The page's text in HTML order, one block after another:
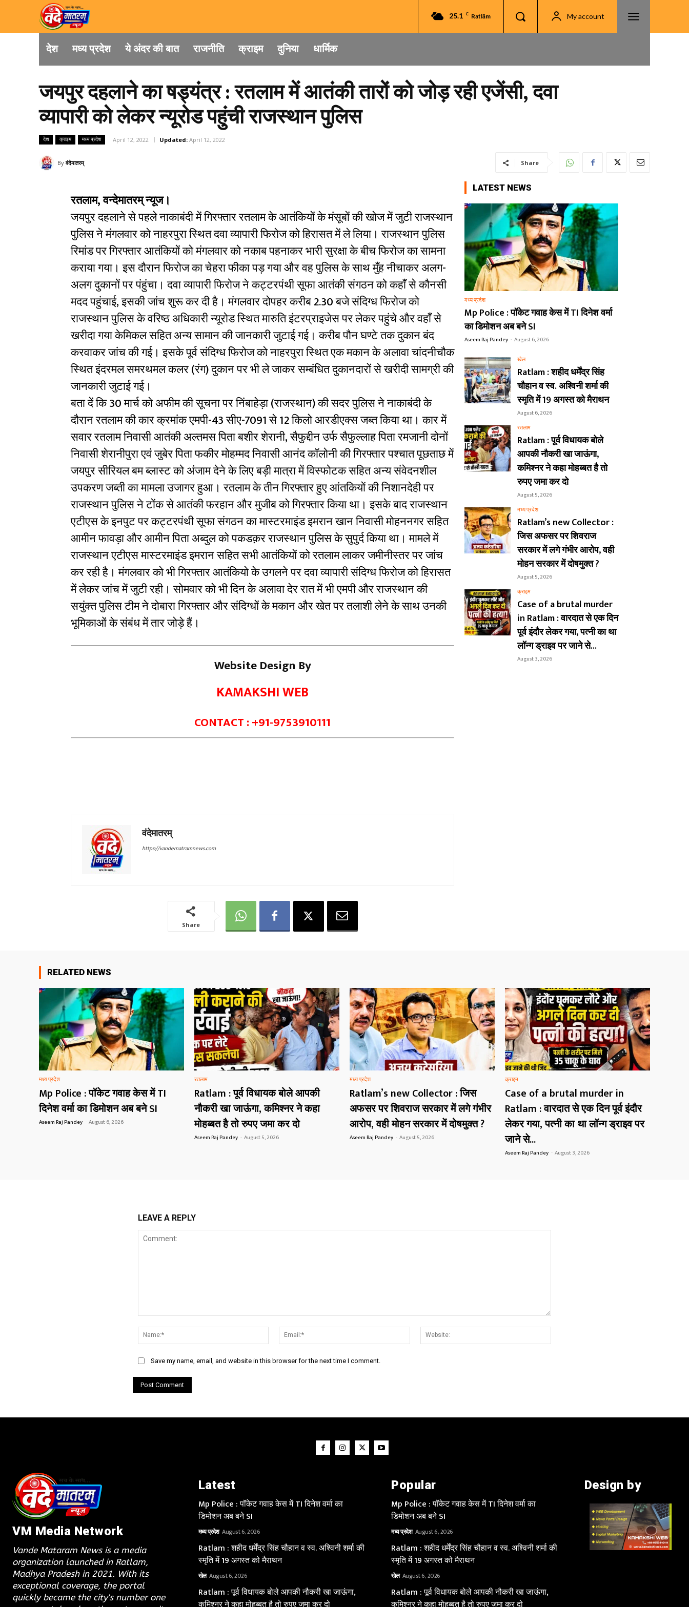
25.1 C Ratlām My account
देश मध्य प्रदेश ये अंदर की बात राजनीति क्राइम दुनिया धार्मिक
जयपुर दहलाने का षड्यंत्र : रतलाम में आतंकी तारों को जोड़ रही एजेंसी, दवा
व्यापारी को लेकर न्यूरोड पहुंची राजस्थान पुलिस
देश क्राइम मध्य प्रदेश April 12, 2022 Updated: April 12, 2022
By वंदेमातरम् Share
रतलाम, वन्देमातरम् न्यूज।
जयपुर दहलाने से पहले नाकाबंदी में गिरफ्तार रतलाम के आतंकियों के मंसूबों की खोज में जुटी राजस्थान
पुलिस ने मंगलवार को नाहरपुरा स्थित दवा व्यापारी फिरोज को हिरासत में ले लिया। राजस्थान पुलिस
रिमांड पर गिरफ्तार आतंकियों को मंगलवार को नकाब पहनाकर भारी सुरक्षा के बीच फिरोज का सामना
कराया गया। इस दौरान फिरोज का चेहरा फीका पड़ गया और वह पुलिस के साथ मुँह नीचाकर अलग-
अलग दुकानों पर पंहुंचा। दवा व्यापारी फिरोज ने कट्टरपंथी सूफा आतंकी संगठन को कहाँ से कौनसी
मदद पहुंचाई, इसकी जांच शुरू कर दी है। मंगलवार दोपहर करीब 2.30 बजे संदिग्ध फिरोज को
राजस्थान पुलिस के वरिष्ठ अधिकारी न्यूरोड स्थित मारुति इंटरप्राइजेस पर लेकर पहुंचे और वहाँ से
खरीदा गया केमिकल सहित अन्य सामान की जानकारी जुटाई गई। करीब पौन घण्टे तक दुकान बंद
करवाकर जांच की गई। इसके पूर्व संदिग्ध फिरोज को नाहरपुरा स्थित एक मकान के अलावा चांदनीचौक
स्थित इंदरमल समरथमल कलर (रंग) दुकान पर भी ले जाकर सम्बंधित दुकानदारों से खरीदी सामग्री की
जानकारी जुटाई गई।
बता दें कि 30 मार्च को अफीम की सूचना पर निंबाहेड़ा (राजस्थान) की सदर पुलिस ने नाकाबंदी के
दौरान रतलाम की कार क्रमांक एमपी-43 सीए-7091 से 12 किलो आरडीएक्स जब्त किया था। कार में
सवार रतलाम निवासी आतंकी अल्तमस पिता बशीर शेरानी, सैफुद्दीन उर्फ सैफुल्लाह पिता रमजानी दोनों
निवासी शेरानीपुरा एवं जुबेर पिता फकीर मोहम्मद निवासी आनंद कॉलोनी की गिरफ्तार पश्चात पूछताछ में
जयपुर सीरियल बम ब्लास्ट को अंजाम देने के लिए बड़ी मात्रा में विस्फोटक सहित अन्य संवेदनशील
उपकरण जब्ती का मामला उजागर हुआ। रतलाम के तीन गिरफ्तार हुए आंतकियों की निशानदेही पर
राजस्थान पुलिस ने टोंक से आतंकी फरहान और मुजीब को गिरफ्तार किया था। इसके बाद राजस्थान
एटीएस के इनपुट पर कट्टरपंथी सूफा संगठन का मास्टरमाइंड इमरान खान निवासी मोहननगर सहित
आमीन फावड़ा और आमीन पिता अब्दुल को पकडक़र राजस्थान पुलिस के सुपुर्द किया था। मामले में
राजस्थान एटीएस मास्टरमाइंड इमरान सहित सभी आतंकियों को रतलाम लाकर जमीनीस्तर पर जांच
कर रही है। मंगलवार को भी गिरफ्तार आतंकियो के उगलने पर दवा व्यापारी संदिग्ध फिरोज को हिरासत
में लेकर जांच में जुटी रही। सोमवार को भी दिन के अलावा देर रात में भी एमपी और राजस्थान की
सयुंक्त पुलिस टीम ने दोबारा गिरफ्तार और संदिग्धों के मकान और खेत पर तलाशी लेने के साथ उनकी
भूमिकाओं के संबंध में तार जोड़े हैं।
Website Design By
KAMAKSHI WEB
CONTACT : +91-9753910111
वंदेमातरम्
https://vandematramnews.com
Share
LATEST NEWS
मध्य प्रदेश
Mp Police : पॉकेट गवाह केस में TI दिनेश वर्मा
का डिमोशन अब बने SI
Aseem Raj Pandey - August 6, 2026
खेल
Ratlam : शहीद धर्मेंद्र सिंह
चौहान व स्व. अश्विनी शर्मा की
स्मृति में 19 अगस्त को मैराथन
August 6, 2026
रतलाम
Ratlam : पूर्व विधायक बोले
आपकी नौकरी खा जाऊंगा,
कमिश्नर ने कहा मोहब्बत है तो
रुपए जमा कर दो
August 5, 2026
मध्य प्रदेश
Ratlam’s new Collector :
जिस अफसर पर शिवराज
सरकार में लगे गंभीर आरोप, वही
मोहन सरकार में दोषमुक्त ?
August 5, 2026
क्राइम
Case of a brutal murder
in Ratlam : वारदात से एक दिन
पूर्व इंदौर लेकर गया, पत्नी का था
लॉन्ग ड्राइव पर जाने से...
August 3, 2026
RELATED NEWS
मध्य प्रदेश
Mp Police : पॉकेट गवाह केस में TI
दिनेश वर्मा का डिमोशन अब बने SI
Aseem Raj Pandey - August 6, 2026
रतलाम
Ratlam : पूर्व विधायक बोले आपकी
नौकरी खा जाऊंगा, कमिश्नर ने कहा
मोहब्बत है तो रुपए जमा कर दो
Aseem Raj Pandey - August 5, 2026
मध्य प्रदेश
Ratlam’s new Collector : जिस
अफसर पर शिवराज सरकार में लगे गंभीर
आरोप, वही मोहन सरकार में दोषमुक्त ?
Aseem Raj Pandey - August 5, 2026
क्राइम
Case of a brutal murder in
Ratlam : वारदात से एक दिन पूर्व इंदौर
लेकर गया, पत्नी का था लॉन्ग ड्राइव पर
जाने से...
Aseem Raj Pandey - August 3, 2026
LEAVE A REPLY
Name:*
Email:*
Save my name, email, and website in this browser for the next time I comment.
VM Media Network
Vande Mataram News is a media
organization launched in Ratlam,
Madhya Pradesh in 2021. With its
exceptional coverage, the portal
quickly became the city's number one
Latest
Mp Police : पॉकेट गवाह केस में TI दिनेश वर्मा का
डिमोशन अब बने SI
मध्य प्रदेश August 6, 2026
Ratlam : शहीद धर्मेंद्र सिंह चौहान व स्व. अश्विनी शर्मा की
स्मृति में 19 अगस्त को मैराथन
खेल August 6, 2026
Ratlam : पूर्व विधायक बोले आपकी नौकरी खा जाऊंगा,
Popular
Mp Police : पॉकेट गवाह केस में TI दिनेश वर्मा का
डिमोशन अब बने SI
मध्य प्रदेश August 6, 2026
Ratlam : शहीद धर्मेंद्र सिंह चौहान व स्व. अश्विनी शर्मा की
स्मृति में 19 अगस्त को मैराथन
खेल August 6, 2026
Ratlam : पूर्व विधायक बोले आपकी नौकरी खा जाऊंगा,
Design by